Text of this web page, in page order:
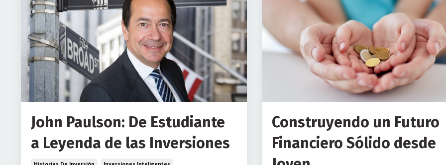
John Paulson: De Estudiante
a Leyenda de las Inversiones
Construyendo un Futuro
Financiero Sólido desde